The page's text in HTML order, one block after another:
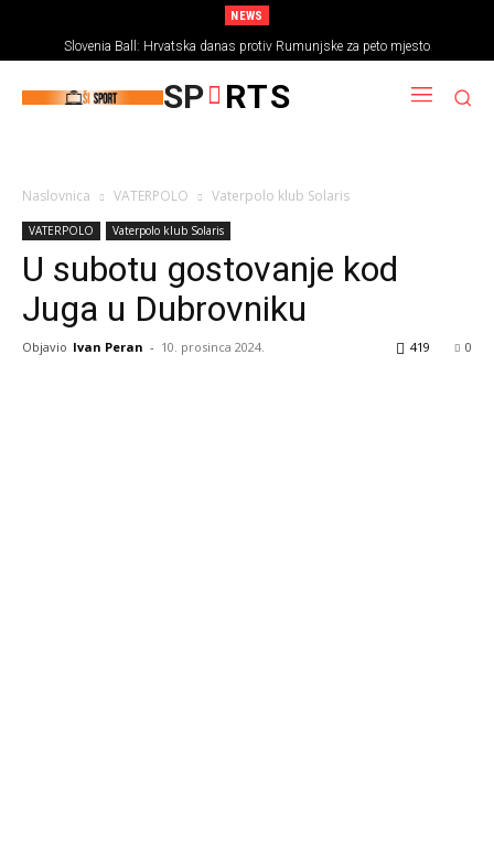
NEWS
Slovenia Ball: Hrvatska danas protiv Rumunjske za peto mjesto
SP RTS
Naslovnica VATERPOLO Vaterpolo klub Solaris
VATERPOLO Vaterpolo klub Solaris
U subotu gostovanje kod
Juga u Dubrovniku
Objavio Ivan Peran - 10. prosinca 2024. 0
419